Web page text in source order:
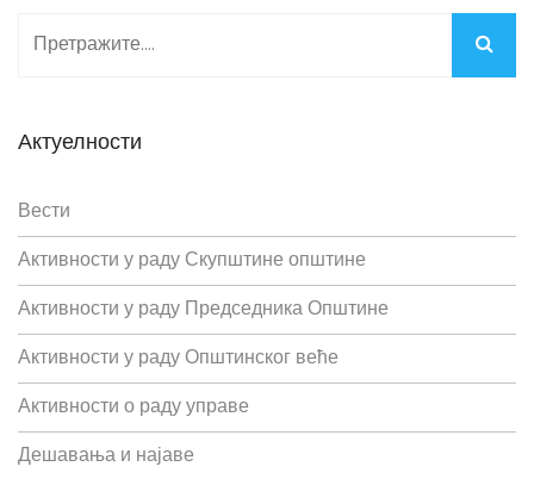
Актуелности
Вести
Активности у раду Скупштине општине
Активности у раду Председника Општине
Активности у раду Општинског веће
Активности о раду управе
Дешавања и најаве